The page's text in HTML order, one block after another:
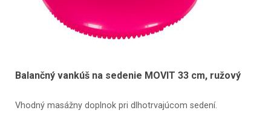
Balančný vankúš na sedenie MOVIT 33 cm, ružový
Vhodný masážny doplnok pri dlhotrvajúcom sedení.